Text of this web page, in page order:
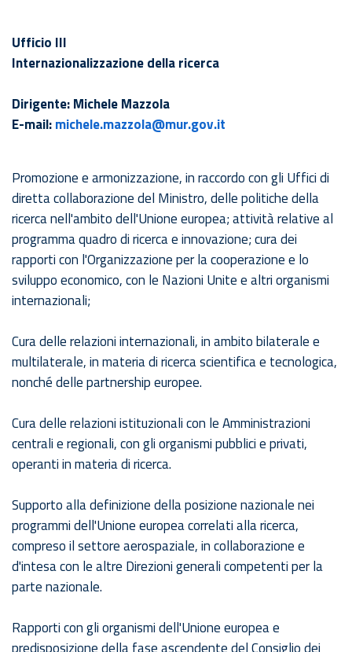
Ufficio III
Internazionalizzazione della ricerca
Dirigente: Michele Mazzola
E-mail:michele.mazzola@mur.gov.it
Promozione e armonizzazione, in raccordo con gli Uffici di
diretta collaborazione del Ministro, delle politiche della
ricerca nell'ambito dell'Unione europea; attività relative al
programma quadro di ricerca e innovazione; cura dei
rapporti con l'Organizzazione per la cooperazione e lo
sviluppo economico, con le Nazioni Unite e altri organismi
internazionali;
Cura delle relazioni internazionali, in ambito bilaterale e
multilaterale, in materia di ricerca scientifica e tecnologica,
nonché delle partnership europee.
Cura delle relazioni istituzionali con le Amministrazioni
centrali e regionali, con gli organismi pubblici e privati,
operanti in materia di ricerca.
Supporto alla definizione della posizione nazionale nei
programmi dell'Unione europea correlati alla ricerca,
compreso il settore aerospaziale, in collaborazione e
d'intesa con le altre Direzioni generali competenti per la
parte nazionale.
Rapporti con gli organismi dell'Unione europea e
predisposizione della fase ascendente del Consiglio dei